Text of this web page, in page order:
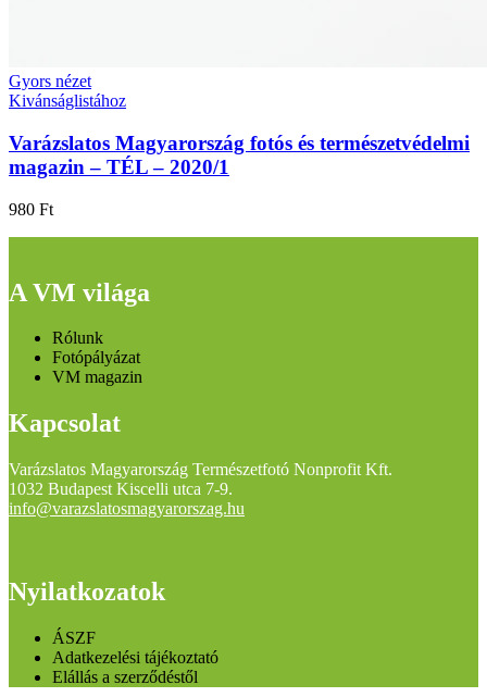
Gyors nézet
Kivánságlistához
Varázslatos Magyarország fotós és természetvédelmi
magazin – TÉL – 2020/1
980 Ft
A VM világa
Rólunk
Fotópályázat
VM magazin
Kapcsolat
Varázslatos Magyarország Természetfotó Nonprofit Kft.
1032 Budapest Kiscelli utca 7-9.
info@varazslatosmagyarorszag.hu
Nyilatkozatok
ÁSZF
Adatkezelési tájékoztató
Elállás a szerződéstől